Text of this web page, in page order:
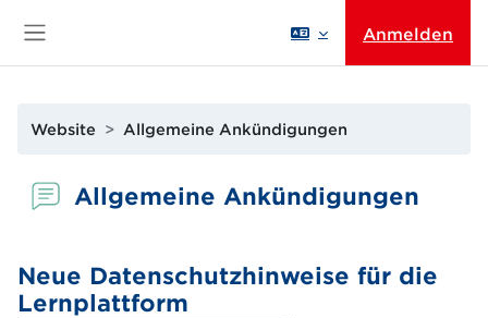
Anmelden
Website Allgemeine Ankündigungen
Allgemeine Ankündigungen
Neue Datenschutzhinweise für die
Lernplattform